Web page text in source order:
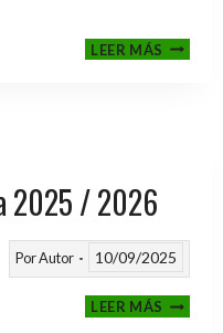
LEER MÁSFASE
2025 / 2026
PorAutor 10/09/2025
LEER MÁS